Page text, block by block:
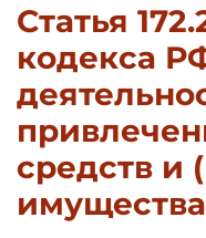
Статья
кодекса
средств и
имущества